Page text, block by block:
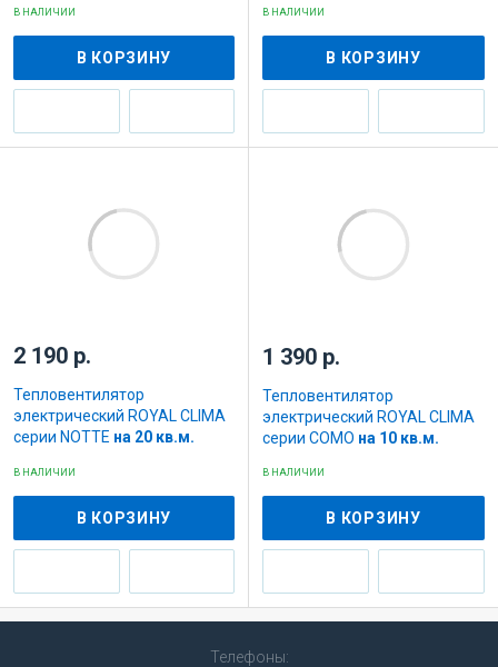
В НАЛИЧИИ
В КОРЗИНУ
В НАЛИЧИИ
В КОРЗИНУ
2 190 р.
Тепловентилятор
электрический ROYAL CLIMA
серии NOTTE на 20 кв.м.
В НАЛИЧИИ
В КОРЗИНУ
1 390 р.
Тепловентилятор
электрический ROYAL CLIMA
серии COMO на 10 кв.м.
В НАЛИЧИИ
В КОРЗИНУ
Телефоны: